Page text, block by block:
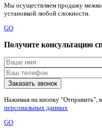
Мы осуществляем продажу
установкой любой сложности.
GO
Получите консультацию
Нажимая на кнопку "Отправить",
персональных данных
GO